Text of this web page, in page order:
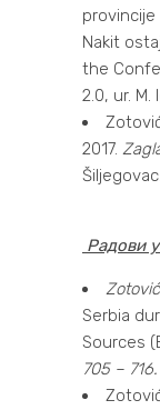
provincije
Nakit
the
2.0, ur. M.
2017.
Радови
Serbia
Sources
705 – 716.